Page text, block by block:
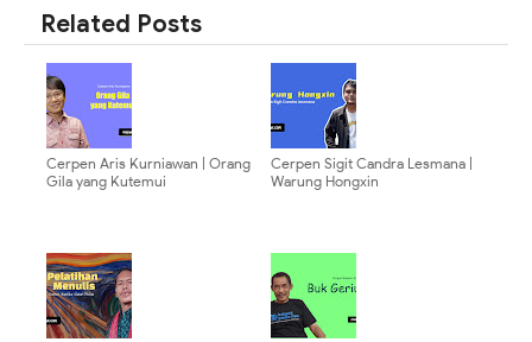
Related Posts
Cerpen Aris Kurniawan | Orang
Gila yang Kutemui
Cerpen Sigit Candra Lesmana |
Warung Hongxin